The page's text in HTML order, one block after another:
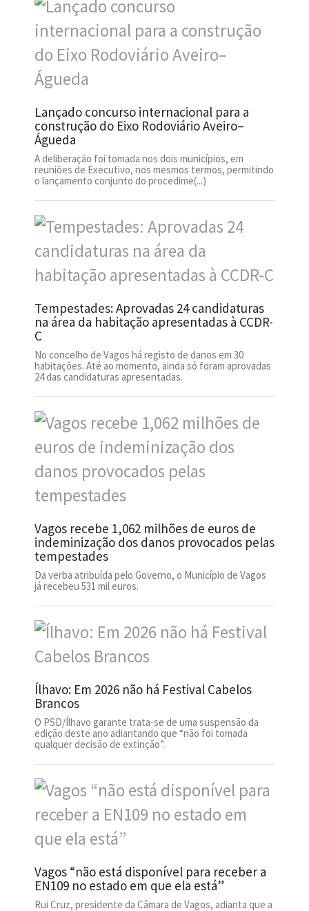
Lançado concurso internacional para a
construção do Eixo Rodoviário Aveiro–
Águeda
A deliberação foi tomada nos dois municípios, em
reuniões de Executivo, nos mesmos termos, permitindo
o lançamento conjunto do procedime(...)
Tempestades: Aprovadas 24 candidaturas
na área da habitação apresentadas à CCDR-
C
No concelho de Vagos há registo de danos em 30
habitações. Até ao momento, ainda só foram aprovadas
24 das candidaturas apresentadas.
Vagos recebe 1,062 milhões de euros de
indeminização dos danos provocados pelas
tempestades
Da verba atribuída pelo Governo, o Município de Vagos
já recebeu 531 mil euros.
Ílhavo: Em 2026 não há Festival Cabelos
Brancos
O PSD/Ílhavo garante trata-se de uma suspensão da
edição deste ano adiantando que “não foi tomada
qualquer decisão de extinção”.
Vagos “não está disponível para receber a
EN109 no estado em que ela está”
Rui Cruz, presidente da Câmara de Vagos, adianta que a